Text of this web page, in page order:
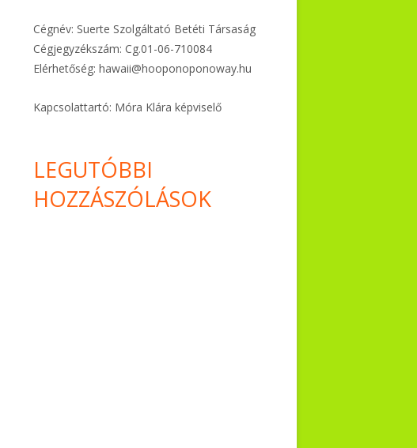
Cégnév: Suerte Szolgáltató Betéti Társaság
Cégjegyzékszám: Cg.01-06-710084
Elérhetőség:hawaii@hooponoponoway.hu
Kapcsolattartó: Móra Klára képviselő
LEGUTÓBBI
HOZZÁSZÓLÁSOK